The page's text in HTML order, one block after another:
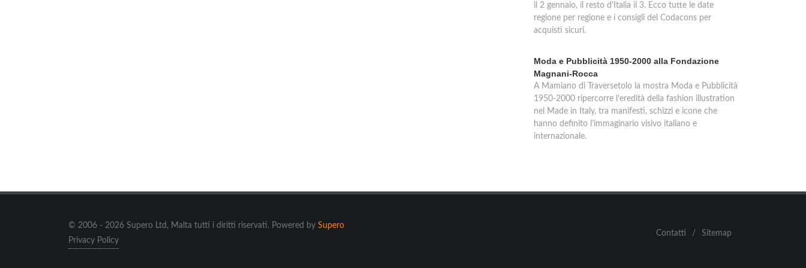
il 2 gennaio, il resto d'Italia il 3. Ecco tutte le date
regione per regione e i consigli del Codacons per
acquisti sicuri.
Moda e Pubblicità 1950-2000 alla Fondazione
Magnani-Rocca
A Mamiano di Traversetolo la mostra Moda e Pubblicità
1950-2000 ripercorre l’eredità della fashion illustration
nel Made in Italy, tra manifesti, schizzi e icone che
hanno definito l’immaginario visivo italiano e
internazionale.
© 2006 - 2026 Supero Ltd, Malta tutti i diritti riservati. Powered by Supero
Privacy Policy
Contatti / Sitemap